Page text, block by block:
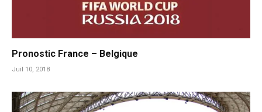
Pronostic France – Belgique
Juil 10, 2018